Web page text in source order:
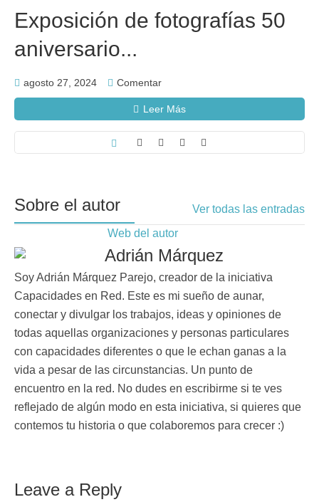
Exposición de fotografías 50
aniversario...
agosto 27, 2024 Comentar
Leer Más
Sobre el autor
Ver todas las entradas
Web del autor
Adrián Márquez
Soy Adrián Márquez Parejo, creador de la iniciativa
Capacidades en Red. Este es mi sueño de aunar,
conectar y divulgar los trabajos, ideas y opiniones de
todas aquellas organizaciones y personas particulares
con capacidades diferentes o que le echan ganas a la
vida a pesar de las circunstancias. Un punto de
encuentro en la red. No dudes en escribirme si te ves
reflejado de algún modo en esta iniciativa, si quieres que
contemos tu historia o que colaboremos para crecer :)
Leave a Reply